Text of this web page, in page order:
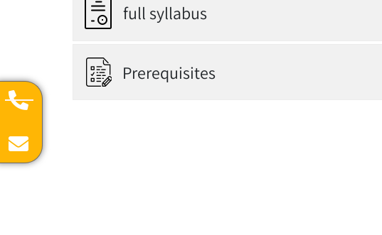
full syllabus
Prerequisites